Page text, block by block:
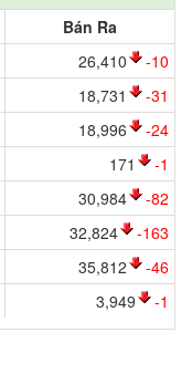
Bán Ra
26,410 -10
18,731 -31
18,996 -24
171 -1
30,984 -82
32,824 -163
35,812 -46
3,949 -1